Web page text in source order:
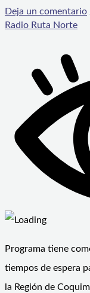
Deja un comentario
Radio Ruta Norte
Programa tiene
tiempos de espera
la Región de